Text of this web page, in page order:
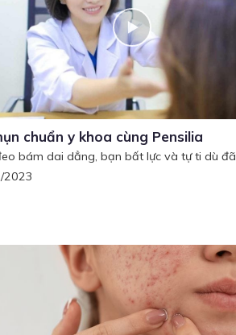
chuẩn y khoa cùng Pensilia
bám dai dẳng, bạn bất lực và tự ti dù đã
2023